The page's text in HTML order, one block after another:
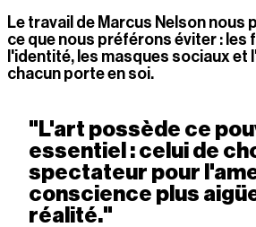
Le travail de Marcus Nelson nous
ce que nous préférons éviter : les
l'identité, les masques sociaux et
chacun porte en soi.
"L'art possède ce
essentiel : celui de
spectateur pour
conscience plus
réalité."